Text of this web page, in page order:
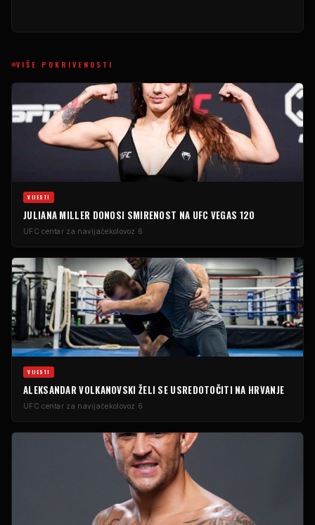
VIŠE POKRIVENOSTI
VIJESTI
JULIANA MILLER DONOSI SMIRENOST NA UFC VEGAS 120
UFC centar za navijačekolovoz 6
VIJESTI
ALEKSANDAR VOLKANOVSKI ŽELI SE USREDOTOČITI NA HRVANJE
UFC centar za navijačekolovoz 6